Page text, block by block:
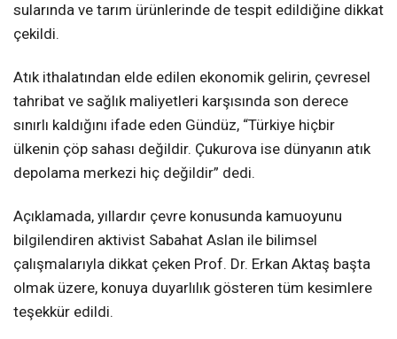
sularında ve tarım ürünlerinde de tespit edildiğine dikkat
çekildi.
Atık ithalatından elde edilen ekonomik gelirin, çevresel
tahribat ve sağlık maliyetleri karşısında son derece
sınırlı kaldığını ifade eden Gündüz, “Türkiye hiçbir
ülkenin çöp sahası değildir. Çukurova ise dünyanın atık
depolama merkezi hiç değildir” dedi.
Açıklamada, yıllardır çevre konusunda kamuoyunu
bilgilendiren aktivist Sabahat Aslan ile bilimsel
çalışmalarıyla dikkat çeken Prof. Dr. Erkan Aktaş başta
olmak üzere, konuya duyarlılık gösteren tüm kesimlere
teşekkür edildi.